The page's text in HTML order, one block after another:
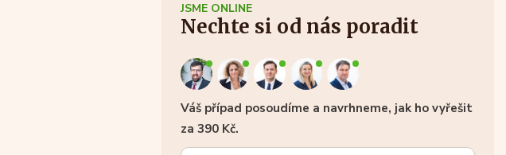
JSME ONLINE
Nechte si od nás poradit
Váš případ posoudíme a navrhneme, jak ho vyřešit
za 390 Kč.